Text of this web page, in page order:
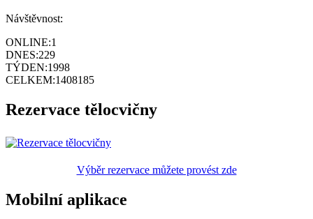
Návštěvnost:
ONLINE:1
DNES:229
TÝDEN:1998
CELKEM:1408185
Rezervace tělocvičny
Výběr rezervace můžete provést zde
Mobilní aplikace